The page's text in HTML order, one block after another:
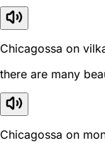
Chicagossa on
there are many
Chicagossa on